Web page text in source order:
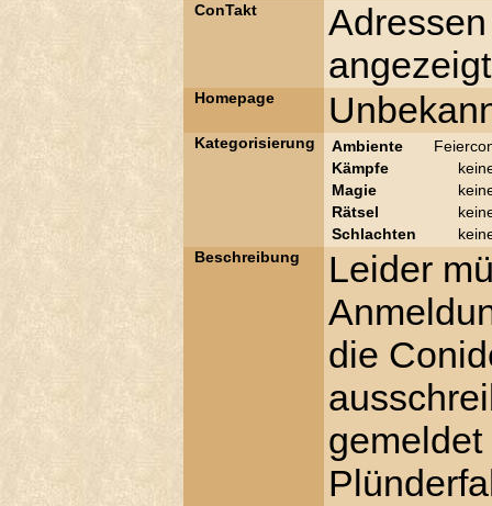
ConTakt
angezeigt
Homepage
Kategorisierung Ambiente
Kämpfe
Magie
Rätsel
Schlachten
Beschreibung
Leider
die